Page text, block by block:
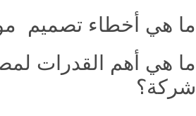
ما هي أخطاء تصميم
ما هي أهم القدرات
شركة؟